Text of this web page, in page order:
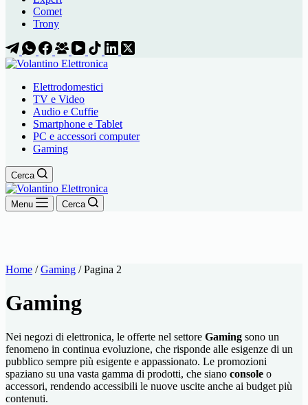
Comet
Trony
Elettrodomestici
TV e Video
Audio e Cuffie
Smartphone e Tablet
PC e accessori computer
Gaming
Cerca
Menu Cerca
Home /Gaming /Pagina 2
Gaming
Nei negozi di elettronica, le offerte nel settore Gaming sono un
fenomeno in continua evoluzione, che risponde alle esigenze di un
pubblico sempre più esigente e appassionato. Le promozioni
spaziano su una vasta gamma di prodotti, che siano console o
accessori, rendendo accessibili le nuove uscite anche ai budget più
contenuti.